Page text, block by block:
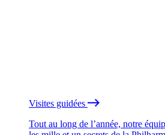
Visites guidées
Tout au long de l’année, notre